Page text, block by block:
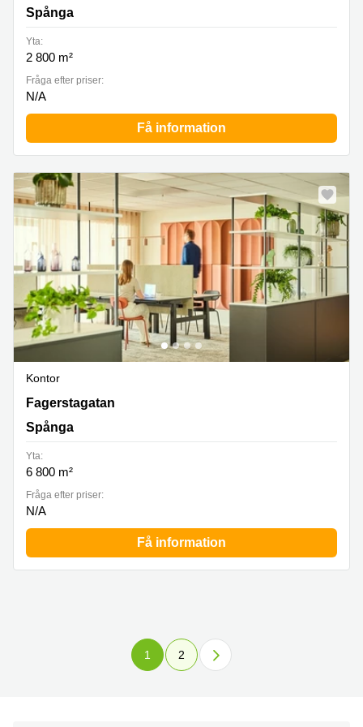
Spånga
Yta:
2 800 m²
Fråga efter priser:
N/A
Få information
Kontor
Fagerstagatan 18 B, Spånga
Fagerstagatan
Spånga
Yta:
6 800 m²
Fråga efter priser:
N/A
Få information
1 2